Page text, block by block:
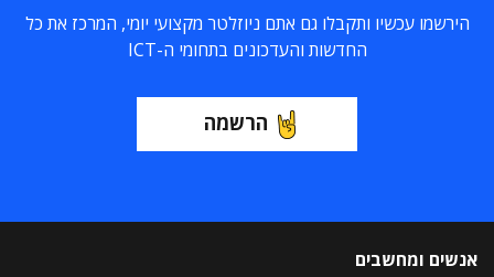
הירשמו עכשיו ותקבלו גם אתם ניוזלטר מקצועי יומי, המרכז את כל
החדשות והעדכונים בתחומי ה-ICT
הרשמה
אנשים ומחשבים